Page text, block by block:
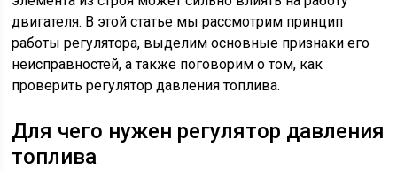
двигателя. В этой статье мы рассмотрим принцип
работы регулятора, выделим основные признаки его
неисправностей, а также поговорим о том, как
проверить регулятор давления топлива.
Для чего нужен регулятор давления
топлива